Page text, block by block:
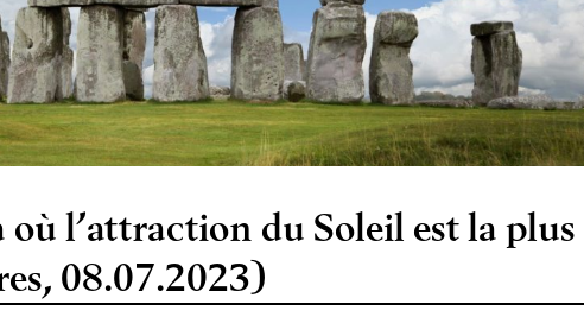
où l’attraction du Soleil est la plus
08.07.2023)